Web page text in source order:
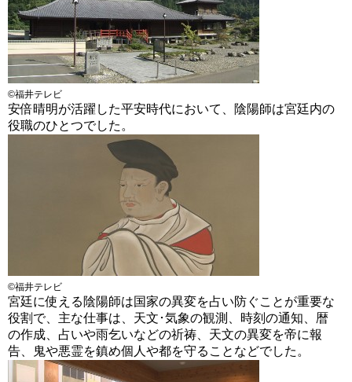
©福井テレビ
安倍晴明が活躍した平安時代において、陰陽師は宮廷内の
役職のひとつでした。
©福井テレビ
宮廷に使える陰陽師は国家の異変を占い防ぐことが重要な
役割で、主な仕事は、天文･気象の観測、時刻の通知、暦
の作成、占いや雨乞いなどの祈祷、天文の異変を帝に報
告、鬼や悪霊を鎮め個人や都を守ることなどでした。